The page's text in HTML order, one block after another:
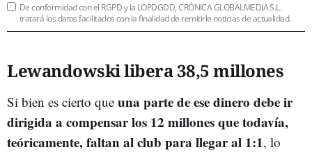
De conformidad con el RGPD y la LOPDGDD, CRÓNICA GLOBALMEDIA S.L.
tratará los datos facilitados con la finalidad de remitirle noticias de actualidad.
Lewandowski libera 38,5 millones
Si bien es cierto que una parte de ese dinero debe ir
dirigida a compensar los 12 millones que todavía,
teóricamente, faltan al club para llegar al 1:1, lo